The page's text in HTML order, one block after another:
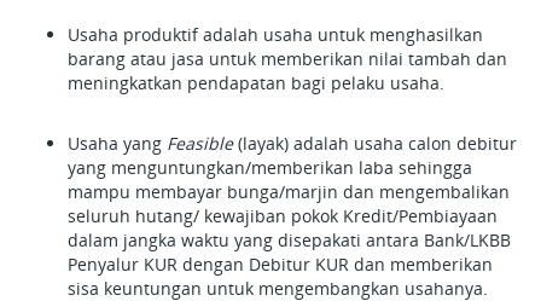
Usaha produktif adalah usaha untuk menghasilkan
barang atau jasa untuk memberikan nilai tambah dan
meningkatkan pendapatan bagi pelaku usaha.
Usaha yang Feasible(layak) adalah usaha calon debitur
yang menguntungkan/memberikan laba sehingga
mampu membayar bunga/marjin dan mengembalikan
seluruh hutang/ kewajiban pokok Kredit/Pembiayaan
dalam jangka waktu yang disepakati antara Bank/LKBB
Penyalur KUR dengan Debitur KUR dan memberikan
sisa keuntungan untuk mengembangkan usahanya.